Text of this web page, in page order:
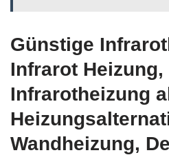
Günstige
Infrarot Heizung,
Infrarotheizung
Wandheizung,